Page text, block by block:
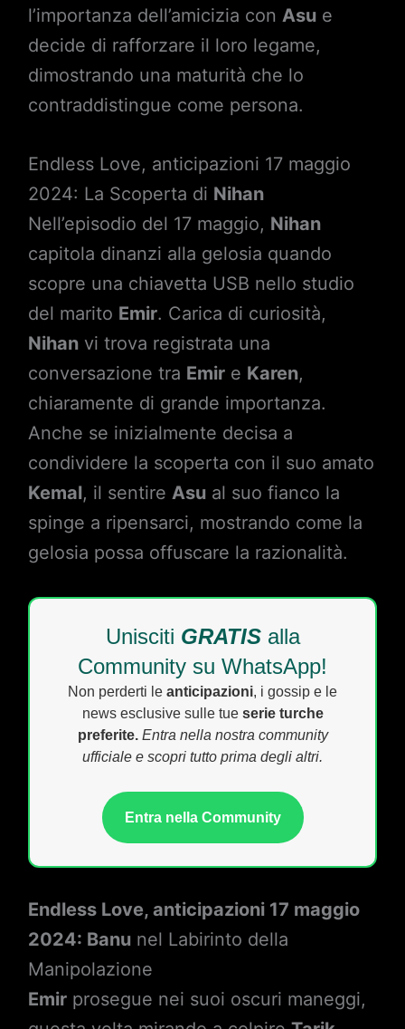
l’importanza dell’amicizia con Asue
decide di rafforzare il loro legame,
dimostrando una maturità che lo
contraddistingue come persona.
Endless Love, anticipazioni 17 maggio
2024: La Scoperta di Nihan
Nell’episodio del 17 maggio, Nihan
capitola dinanzi alla gelosia quando
scopre una chiavetta USB nello studio
del marito Emir. Carica di curiosità,
Nihanvi trova registrata una
conversazione tra Emire Karen,
chiaramente di grande importanza.
Anche se inizialmente decisa a
condividere la scoperta con il suo amato
Kemal, il sentire Asual suo fianco la
spinge a ripensarci, mostrando come la
gelosia possa offuscare la razionalità.
Unisciti GRATISalla
Community su WhatsApp!
Non perderti le anticipazioni, i gossip e le
news esclusive sulle tue serie turche
preferite. Entra nella nostra community
ufficiale e scopri tutto prima degli altri.
Entra nella Community
Endless Love, anticipazioni 17 maggio
2024: Banunel Labirinto della
Manipolazione
Emirprosegue nei suoi oscuri maneggi,